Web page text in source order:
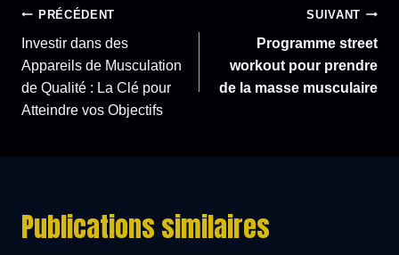
Navigation
de
l’article
PRÉCÉDENT
Investir dans des
Appareils de Musculation
de Qualité : La Clé pour
Atteindre vos Objectifs
SUIVANT
Programme street
workout pour prendre
de la masse musculaire
Publications similaires